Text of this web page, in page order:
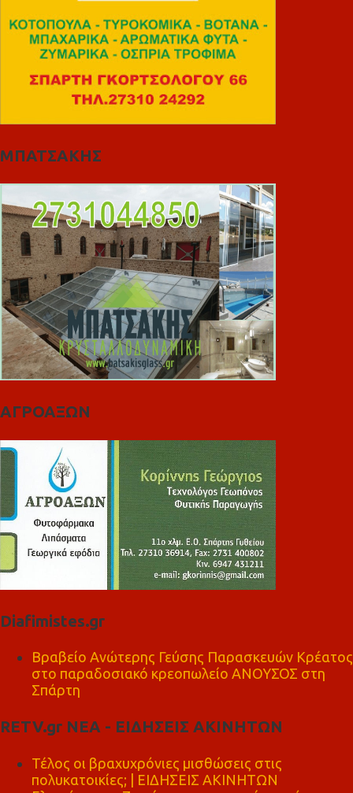
ΜΠΑΤΣΑΚΗΣ
ΑΓΡΟΑΞΩΝ
Diafimistes.gr
Βραβείο Ανώτερης Γεύσης Παρασκευών Κρέατος
στο παραδοσιακό κρεοπωλείο ΑΝΟΥΣΟΣ στη
Σπάρτη
RETV.gr ΝΕΑ - ΕΙΔΗΣΕΙΣ ΑΚΙΝΗΤΩΝ
Τέλος οι βραχυχρόνιες μισθώσεις στις
πολυκατοικίες; | ΕΙΔΗΣΕΙΣ ΑΚΙΝΗΤΩΝ